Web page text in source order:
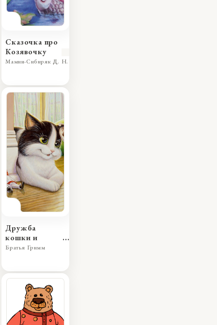
Сказочка про
Козявочку
Мамин-Сибиряк Д. Н.
Дружба
кошки и
мышки
Братья Гримм